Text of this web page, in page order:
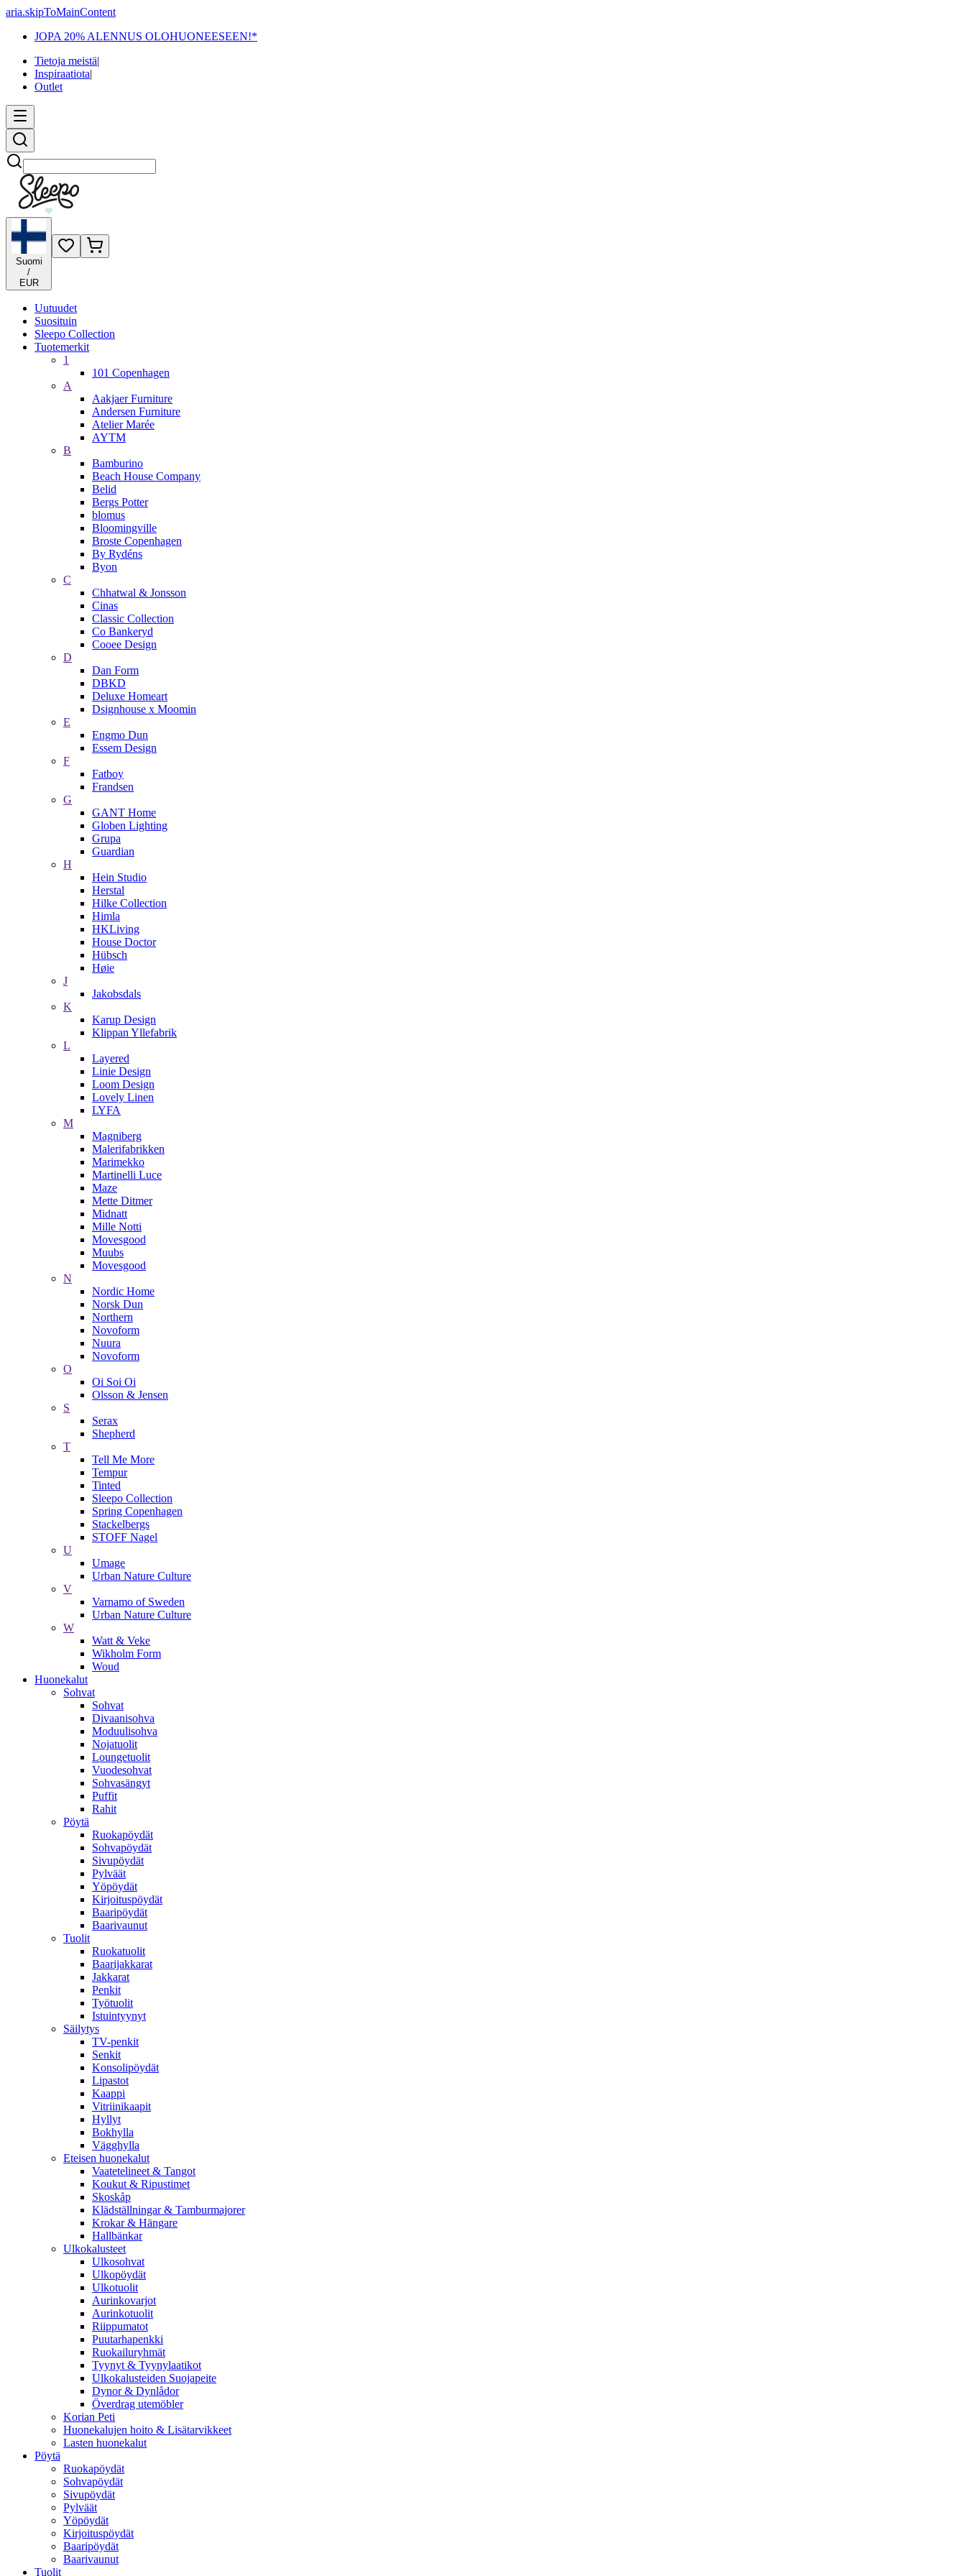
aria.skipToMainContent
JOPA 20% ALENNUS OLOHUONEESEEN!*
Tietoja meistä|
Inspiraatiota|
Outlet
Etsi
Suomi
/
EUR
Uutuudet
Suosituin
Sleepo Collection
Tuotemerkit
1
101 Copenhagen
A
Aakjaer Furniture
Andersen Furniture
Atelier Marée
AYTM
B
Bamburino
Beach House Company
Belid
Bergs Potter
blomus
Bloomingville
Broste Copenhagen
By Rydéns
Byon
C
Chhatwal & Jonsson
Cinas
Classic Collection
Co Bankeryd
Cooee Design
D
Dan Form
DBKD
Deluxe Homeart
Dsignhouse x Moomin
E
Engmo Dun
Essem Design
F
Fatboy
Frandsen
G
GANT Home
Globen Lighting
Grupa
Guardian
H
Hein Studio
Herstal
Hilke Collection
Himla
HKLiving
House Doctor
Hübsch
Høie
J
Jakobsdals
K
Karup Design
Klippan Yllefabrik
L
Layered
Linie Design
Loom Design
Lovely Linen
LYFA
M
Magniberg
Malerifabrikken
Marimekko
Martinelli Luce
Maze
Mette Ditmer
Midnatt
Mille Notti
Movesgood
Muubs
Movesgood
N
Nordic Home
Norsk Dun
Northern
Novoform
Nuura
Novoform
O
Oi Soi Oi
Olsson & Jensen
S
Serax
Shepherd
T
Tell Me More
Tempur
Tinted
Sleepo Collection
Spring Copenhagen
Stackelbergs
STOFF Nagel
U
Umage
Urban Nature Culture
V
Varnamo of Sweden
Urban Nature Culture
W
Watt & Veke
Wikholm Form
Woud
Huonekalut
Sohvat
Sohvat
Divaanisohva
Moduulisohva
Nojatuolit
Loungetuolit
Vuodesohvat
Sohvasängyt
Puffit
Rahit
Pöytä
Ruokapöydät
Sohvapöydät
Sivupöydät
Pylväät
Yöpöydät
Kirjoituspöydät
Baaripöydät
Baarivaunut
Tuolit
Ruokatuolit
Baarijakkarat
Jakkarat
Penkit
Työtuolit
Istuintyynyt
Säilytys
TV-penkit
Senkit
Konsolipöydät
Lipastot
Kaappi
Vitriinikaapit
Hyllyt
Bokhylla
Vägghylla
Eteisen huonekalut
Vaatetelineet & Tangot
Koukut & Ripustimet
Skoskåp
Klädställningar & Tamburmajorer
Krokar & Hängare
Hallbänkar
Ulkokalusteet
Ulkosohvat
Ulkopöydät
Ulkotuolit
Aurinkovarjot
Aurinkotuolit
Riippumatot
Puutarhapenkki
Ruokailuryhmät
Tyynyt & Tyynylaatikot
Ulkokalusteiden Suojapeite
Dynor & Dynlådor
Överdrag utemöbler
Korian Peti
Huonekalujen hoito & Lisätarvikkeet
Lasten huonekalut
Pöytä
Ruokapöydät
Sohvapöydät
Sivupöydät
Pylväät
Yöpöydät
Kirjoituspöydät
Baaripöydät
Baarivaunut
Tuolit